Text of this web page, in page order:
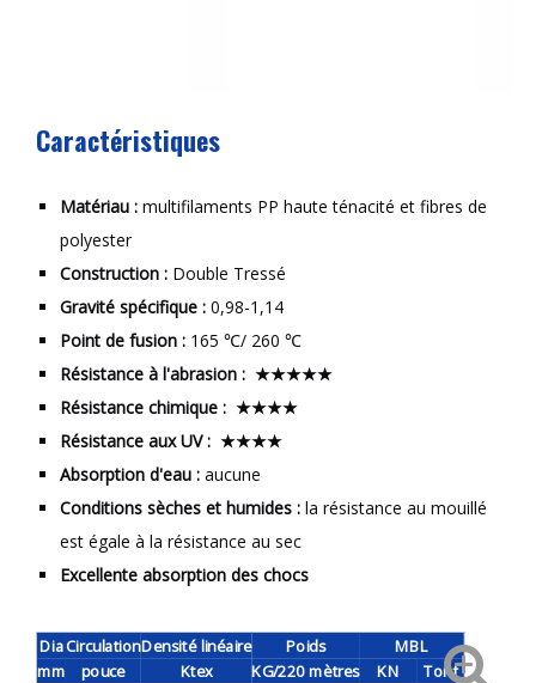
Caractéristiques
Matériau : multifilaments PP haute ténacité et fibres de
polyester
Construction : Double Tressé
Gravité spécifique : 0,98-1,14
Point de fusion : 165 ℃/ 260 ℃
Résistance à l'abrasion : ★★★★★
Résistance chimique : ★★★★
Résistance aux UV : ★★★★
Absorption d'eau : aucune
Conditions sèches et humides : la résistance au mouillé
est égale à la résistance au sec
Excellente absorption des chocs
DiaCirculationDensitélinéaire Poids
MBL
mm
pouce Ktex KG/220 mètres KN Tonf